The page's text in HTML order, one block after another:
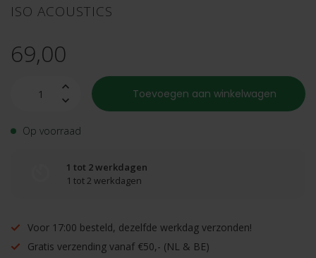
ISO ACOUSTICS
69,00
Toevoegen aan winkelwagen
Op voorraad
1 tot 2 werkdagen
1 tot 2 werkdagen
Voor 17:00 besteld, dezelfde werkdag verzonden!
Gratis verzending vanaf €50,- (NL & BE)